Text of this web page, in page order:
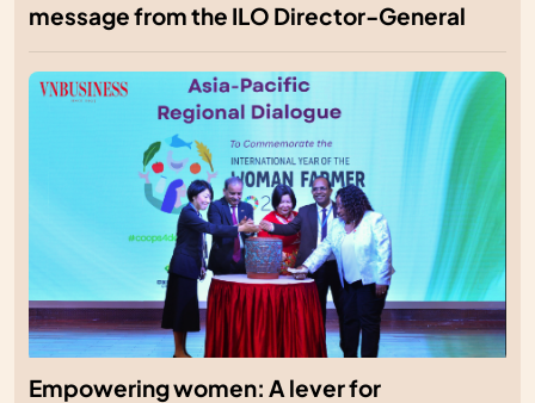
message from the ILO Director-General
Empowering women: A lever for